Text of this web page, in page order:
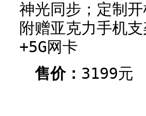
神光同步；定制
附赠亚克力手机
+5G网卡
售价： 3199元